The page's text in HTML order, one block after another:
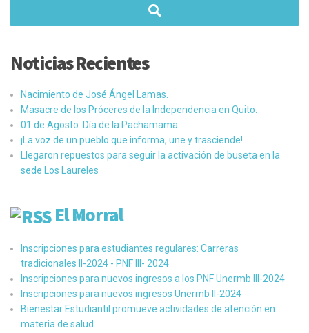
Noticias Recientes
Nacimiento de José Ángel Lamas.
Masacre de los Próceres de la Independencia en Quito.
01 de Agosto: Día de la Pachamama
¡La voz de un pueblo que informa, une y trasciende!
Llegaron repuestos para seguir la activación de buseta en la
sede Los Laureles
El Morral
Inscripciones para estudiantes regulares: Carreras
tradicionales II-2024 - PNF III- 2024
Inscripciones para nuevos ingresos a los PNF Unermb III-2024
Inscripciones para nuevos ingresos Unermb II-2024
Bienestar Estudiantil promueve actividades de atención en
materia de salud.